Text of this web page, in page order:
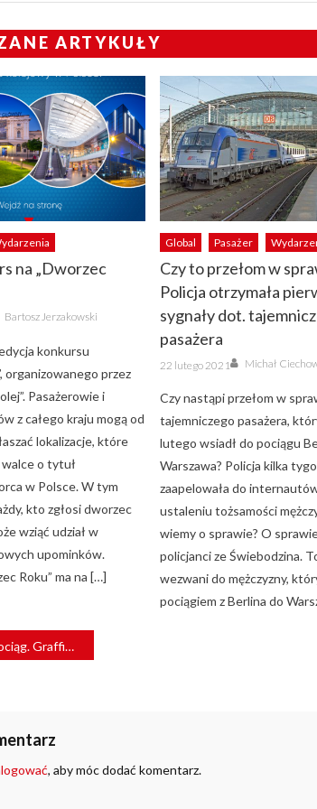
ARTYKUŁY
na „Dworzec
Author
Bartosz Jerzakowski
konkursu
organizowanego przez
Pasażerowie i
z całego kraju mogą od
lokalizacje, które
walce o tytuł
w Polsce. W tym
kto zgłosi dworzec
wziąć udział w
upominków.
Roku” ma na […]
Global Pasażer
Czy to przełom w
Policja otrzymała
sygnały dot.
pasażera
Posted
on
22 lutego 2021 Author
Michał
Czy nastąpi przełom w
tajemniczego pasażera,
lutego wsiadł do pociągu
Warszawa? Policja kilka
zaapelowała do
ustaleniu tożsamości
wiemy o sprawie? O
policjanci ze Świebodzina.
wezwani do mężczyzny,
pociągiem z Berlina do
przez poznańską policję [FOTO]
, aby móc dodać komentarz.